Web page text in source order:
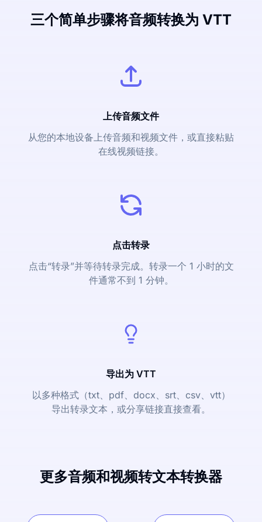
三个简单步骤将音频转换为 VTT
上传音频文件
从您的本地设备上传音频和视频文件，或直接粘贴
在线视频链接。
点击转录
点击“转录”并等待转录完成。转录一个 1 小时的文
件通常不到 1 分钟。
导出为 VTT
以多种格式（txt、pdf、docx、srt、csv、vtt）
导出转录文本，或分享链接直接查看。
更多音频和视频转文本转换器